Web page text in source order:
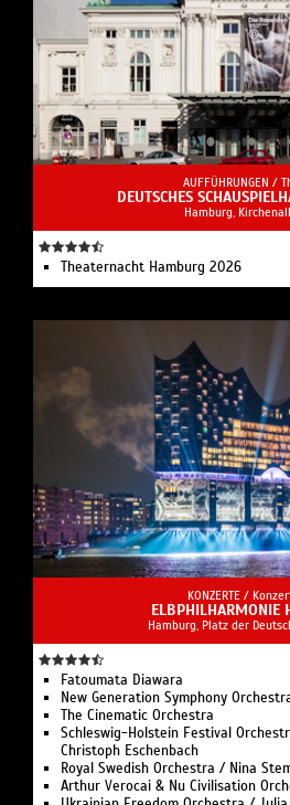
AUFFÜHRUNGEN /
DEUTSCHES
Hamburg,
Theaternacht Hamburg 2026
KONZERTE /
ELBPHILHARMONIE
Hamburg, Platz der
Fatoumata Diawara
New Generation Symphony
The Cinematic Orchestra
Schleswig-Holstein Festival
Christoph Eschenbach
Royal Swedish Orchestra / Nina
Arthur Verocai & Nu Civilisation